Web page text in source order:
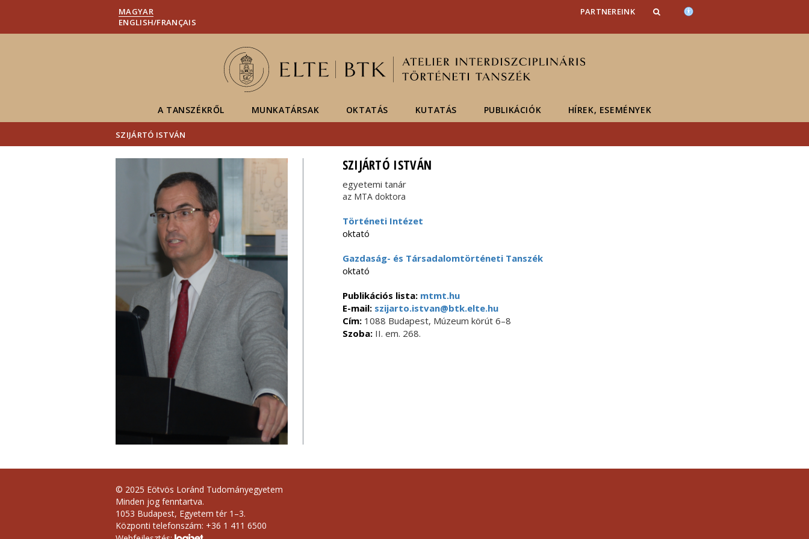
sajtóban
MAGYAR
ENGLISH/FRANÇAIS
PARTNEREINK
A TANSZÉKRŐL MUNKATÁRSAK OKTATÁS KUTATÁS PUBLIKÁCIÓK HÍREK, ESEMÉNYEK
SZIJÁRTÓ ISTVÁN
SZIJÁRTÓ ISTVÁN
egyetemi tanár
az MTA doktora
Történeti Intézet
oktató
Gazdaság- és Társadalomtörténeti Tanszék
oktató
Publikációs lista: mtmt.hu
E-mail:szijarto.istvan@btk.elte.hu
Cím:1088 Budapest, Múzeum körút 6–8
Szoba:II. em. 268.
© 2025 Eötvös Loránd Tudományegyetem
Minden jog fenntartva.
1053 Budapest, Egyetem tér 1–3.
Központi telefonszám: +36 1 411 6500